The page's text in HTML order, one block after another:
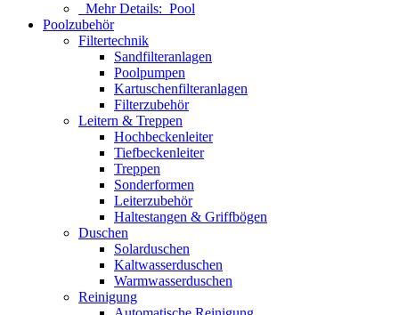
Mehr Details: Pool
Poolzubehör
Filtertechnik
Sandfilteranlagen
Poolpumpen
Kartuschenfilteranlagen
Filterzubehör
Leitern & Treppen
Hochbeckenleiter
Tiefbeckenleiter
Treppen
Sonderformen
Leiterzubehör
Haltestangen & Griffbögen
Duschen
Solarduschen
Kaltwasserduschen
Warmwasserduschen
Reinigung